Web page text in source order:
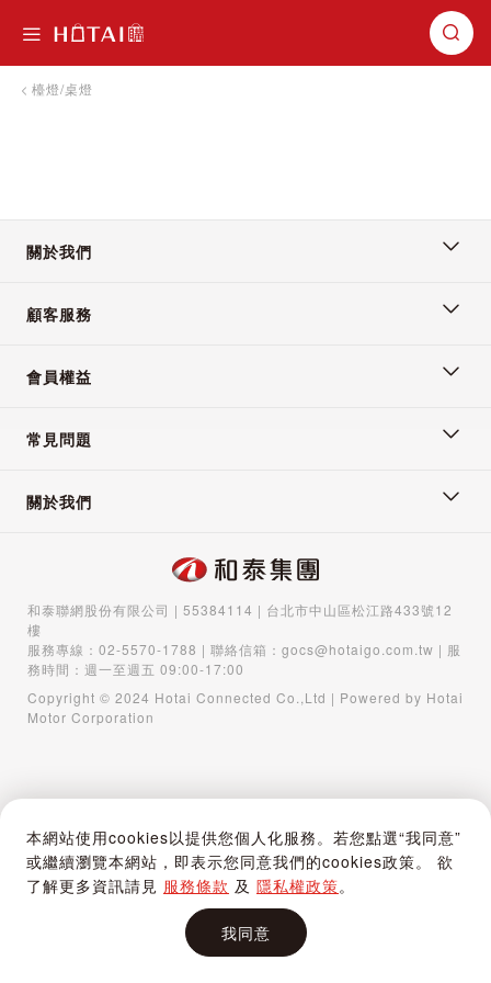
本網站使用cookies以提供您個人化服務。若您點選“我同意”
或繼續瀏覽本網站，即表示您同意我們的cookies政策。 欲
了解更多資訊請見 服務條款 及 隱私權政策。
我同意
購物車
檯燈/桌燈
關於我們
顧客服務
會員權益
常見問題
關於我們
和泰聯網股份有限公司 | 55384114 | 台北市中山區松江路433號12
樓
服務專線： 02-5570-1788 | 聯絡信箱： gocs@hotaigo.com.tw | 服
務時間：週一至週五 09:00-17:00
Copyright © 2024 Hotai Connected Co.,Ltd | Powered by Hotai
Motor Corporation